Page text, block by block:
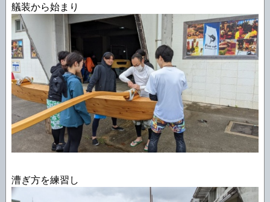
艤装から始まり
漕ぎ方を練習し